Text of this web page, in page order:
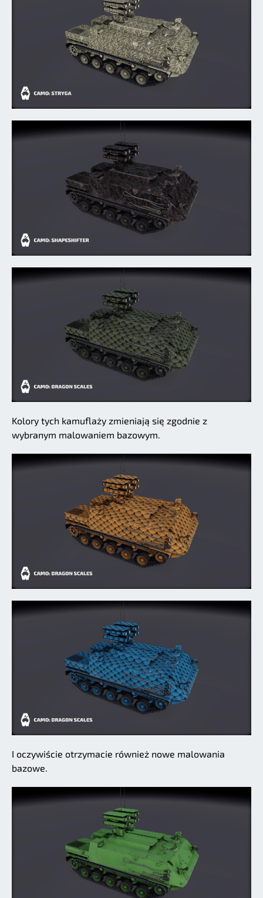
Kolory tych kamuflaży zmieniają się zgodnie z
wybranym malowaniem bazowym.
I oczywiście otrzymacie również nowe malowania
bazowe.